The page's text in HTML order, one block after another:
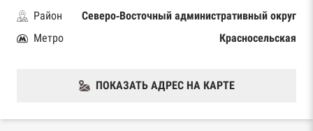
Район
Северо-Восточный административный округ
Метро
Красносельская
ПОКАЗАТЬ АДРЕС НА КАРТЕ